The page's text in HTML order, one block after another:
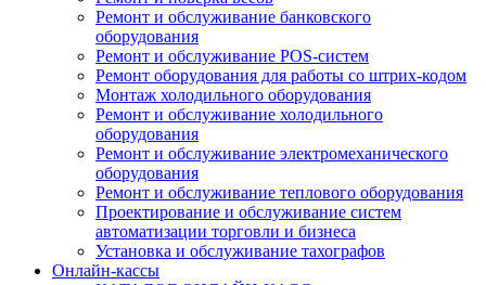
Ремонт и обслуживание банковского
оборудования
Ремонт и обслуживание POS-систем
Ремонт оборудования для работы со штрих-кодом
Монтаж холодильного оборудования
Ремонт и обслуживание холодильного
оборудования
Ремонт и обслуживание электромеханического
оборудования
Ремонт и обслуживание теплового оборудования
Проектирование и обслуживание систем
автоматизации торговли и бизнеса
Установка и обслуживание тахографов
Онлайн-кассы